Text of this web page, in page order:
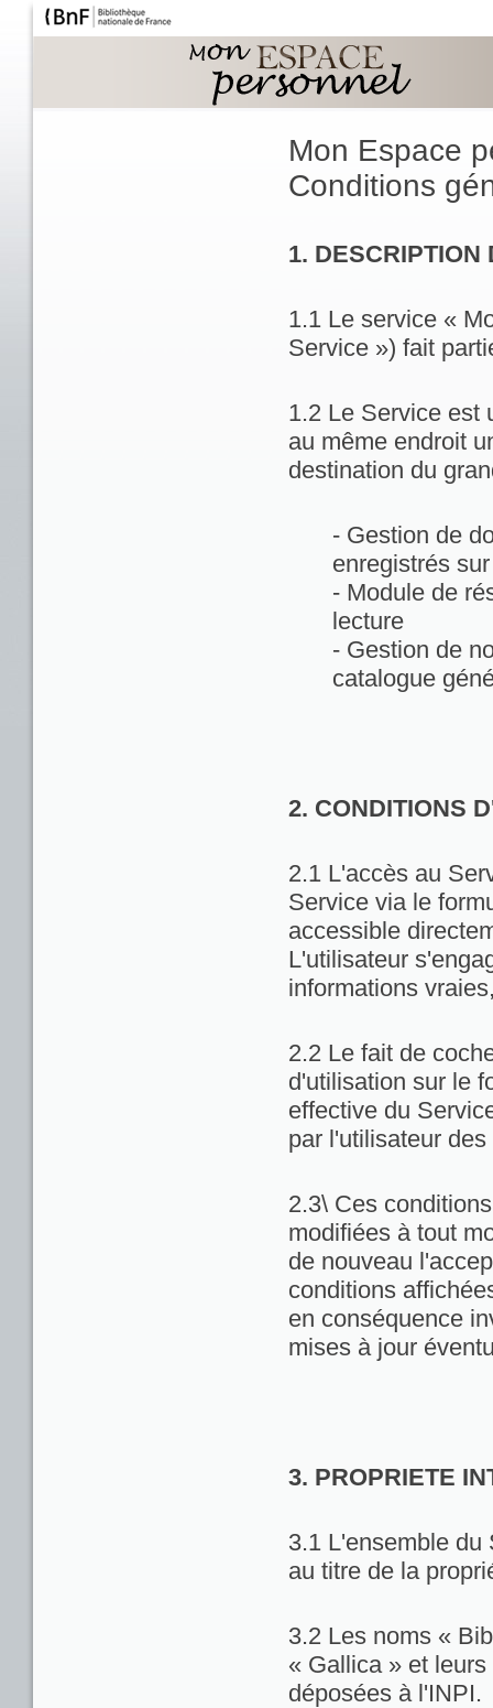
Mon Espace
Conditions
1. DESCRIPTION
1.1 Le service «
Service ») fait
1.2 Le Service est
au même endroit
destination du
- Gestion de
enregistrés
- Module de
lecture
- Gestion de
catalogue
2. CONDITIONS
2.1 L'accès au
Service via le
accessible
L'utilisateur
informations
2.2 Le fait de
d'utilisation sur le
effective du
par l'utilisateur
2.3\ Ces
modifiées à tout
de nouveau
conditions
en conséquence
mises à jour
3. PROPRIETE
3.1 L'ensemble du
au titre de la
3.2 Les noms «
« Gallica » et
déposées à l'INPI.